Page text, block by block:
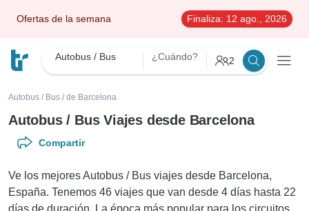
Ofertas de la semana Finaliza: 12 ago., 2026
Autobus / Bus ¿Cuándo? 2
Autobus / Bus / de Barcelona
Autobus / Bus Viajes desde Barcelona
Compartir
Ve los mejores Autobus / Bus viajes desde Barcelona,
España. Tenemos 46 viajes que van desde 4 días hasta 22
días de duración. La época más popular para los circuitos